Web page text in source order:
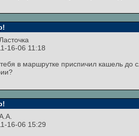
16-06 11:18
в маршрутке приспичил кашель до
16-06 15:29